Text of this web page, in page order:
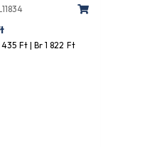
435 Ft | Br 1 822 Ft